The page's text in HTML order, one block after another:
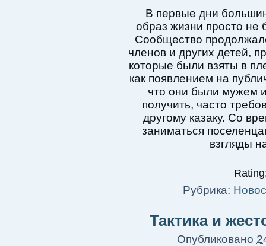
В первые дни
образ жизни просто не
Сообщество
членов и других детей,
которые были взяты в
как появлением на
что они были мужем
получить, часто
другому казаку. Со
заниматься
взгляды
Рубрика:
Тактика и
Опубликовано